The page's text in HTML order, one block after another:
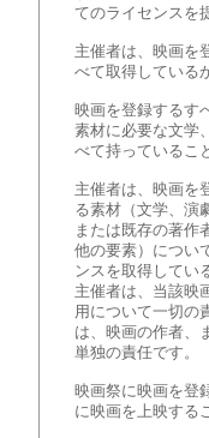
てのライセンスを
主催者は、映画を
べて取得している
映画を登録するす
素材に必要な文学
べて持っているこ
主催者は、映画を
る素材（文学、演
または既存の著作
他の要素）につい
ンスを取得してい
主催者は、当該映
用について一切の
は、映画の作者、
単独の責任です。
映画祭に映画を登
に映画を上映する